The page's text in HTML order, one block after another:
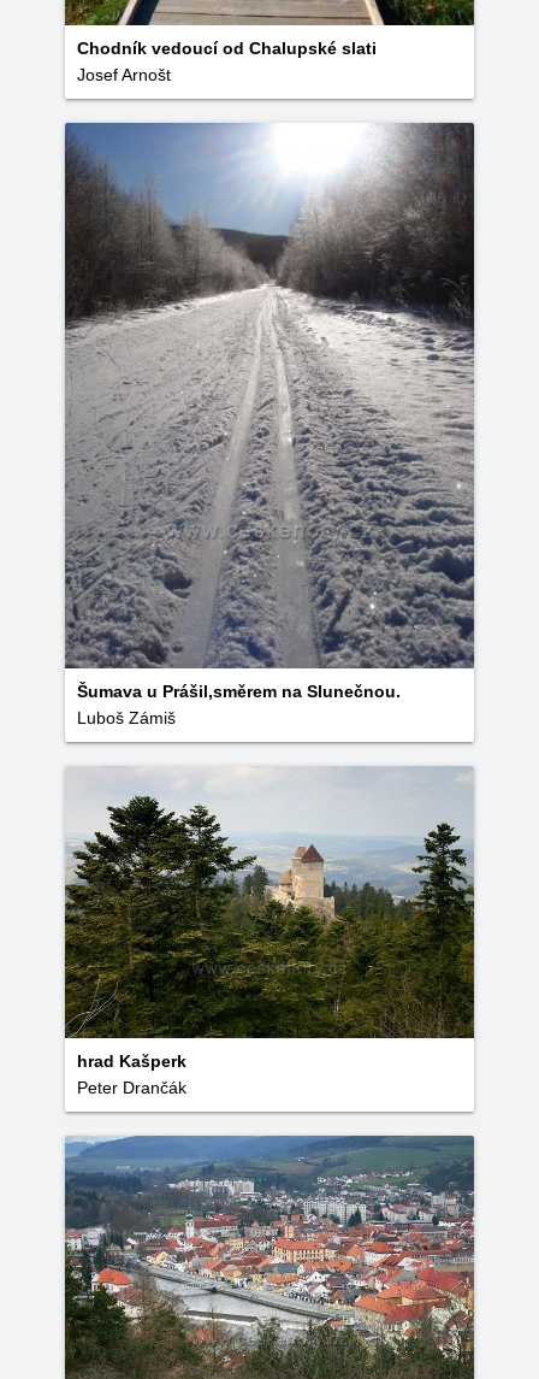
Chodník vedoucí od Chalupské slati
Josef Arnošt
Šumava u Prášil,směrem na Slunečnou.
Luboš Zámiš
hrad Kašperk
Peter Drančák